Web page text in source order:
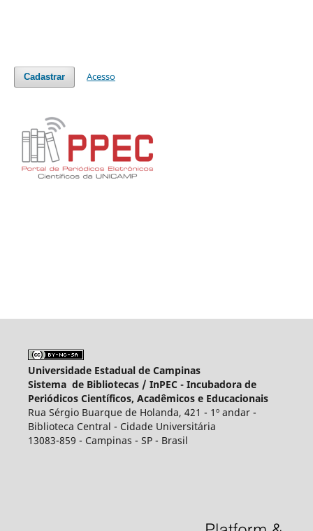
Cadastrar Acesso
Universidade Estadual de Campinas
Sistema de Bibliotecas / InPEC - Incubadora de
Periódicos Científicos, Acadêmicos e Educacionais
Rua Sérgio Buarque de Holanda, 421 - 1º andar -
Biblioteca Central - Cidade Universitária
13083-859 - Campinas - SP - Brasil